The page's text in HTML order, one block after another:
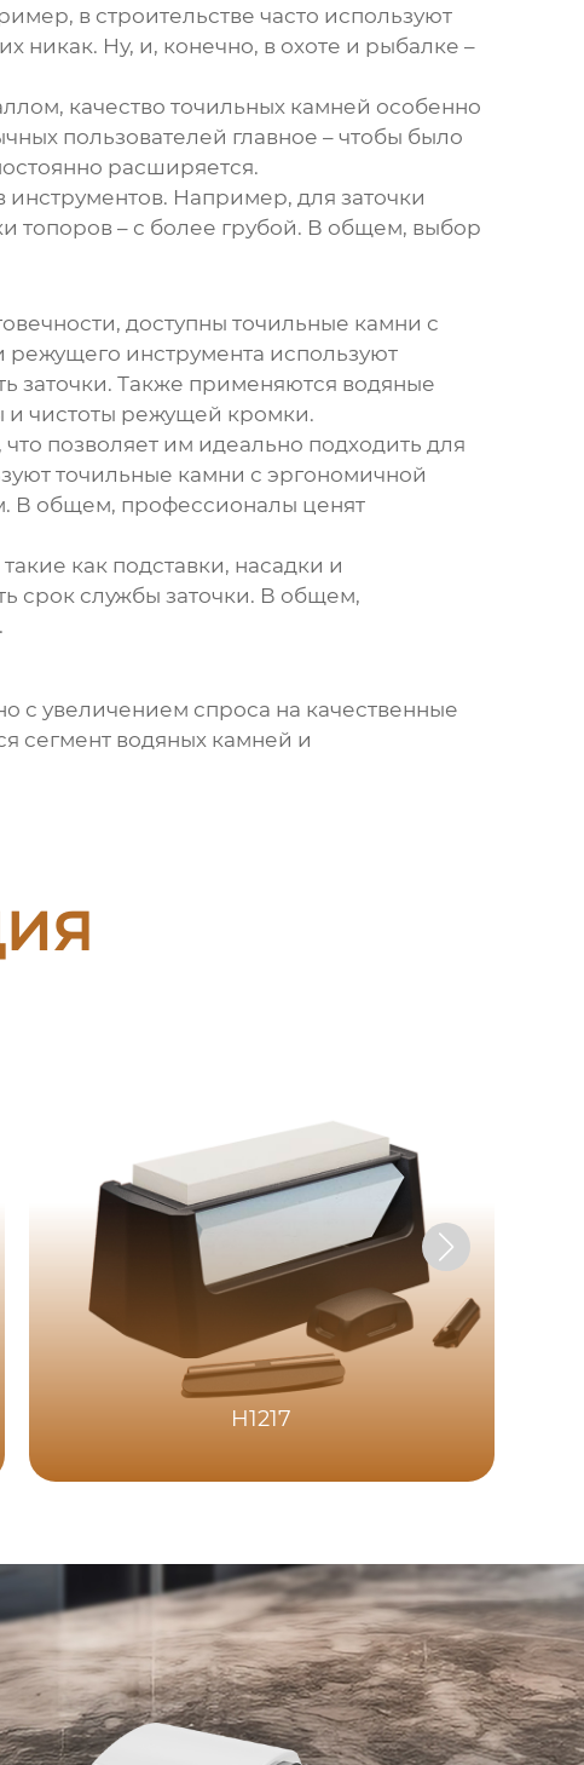
в строительстве часто используют
никак. Ну, и, конечно, в охоте и рыбалке –
качество точильных камней особенно
пользователей главное – чтобы было
расширяется.
Например, для заточки
топоров – с более грубой. В общем, выбор
доступны точильные камни с
режущего инструмента используют
заточки. Также применяются водяные
и чистоты режущей кромки.
позволяет им идеально подходить для
точильные камни с эргономичной
В общем, профессионалы ценят
такие как подставки, насадки и
срок службы заточки. В общем,
с увеличением спроса на качественные
сегмент водяных камней и
H1217